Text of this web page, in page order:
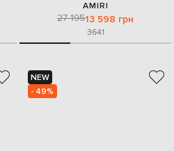
AMIRI
27 19513 598 грн
3641
NEW
- 49%